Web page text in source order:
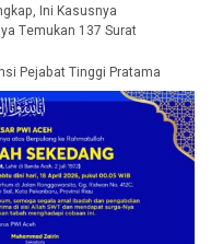
Ini Kasusnya
Temukan 137 Surat
Pejabat Tinggi Pratama